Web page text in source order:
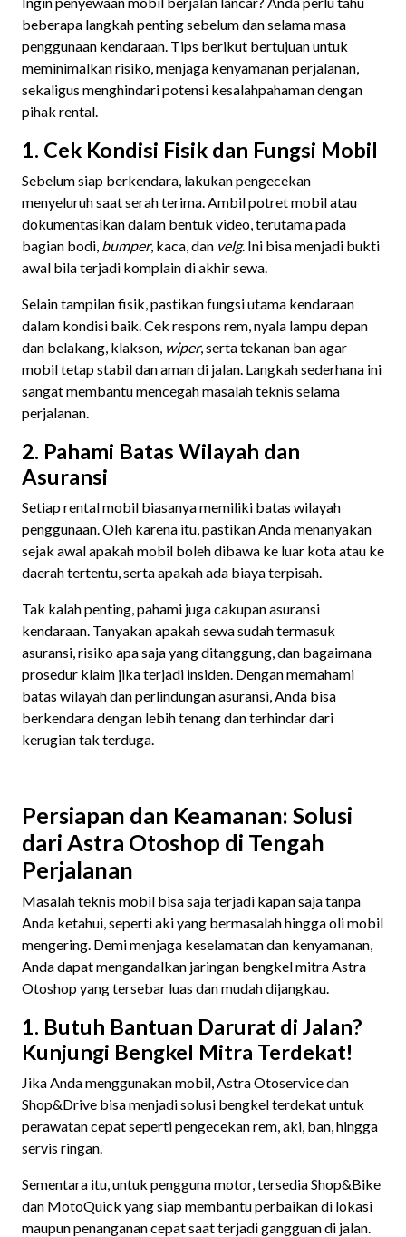
beberapa langkah penting sebelum dan selama masa
penggunaan kendaraan. Tips berikut bertujuan untuk
meminimalkan risiko, menjaga kenyamanan perjalanan,
sekaligus menghindari potensi kesalahpahaman dengan
pihak rental.
1. Cek Kondisi Fisik dan Fungsi Mobil
Sebelum siap berkendara, lakukan pengecekan
menyeluruh saat serah terima. Ambil potret mobil atau
dokumentasikan dalam bentuk video, terutama pada
bagian bodi, bumper, kaca, dan velg. Ini bisa menjadi bukti
awal bila terjadi komplain di akhir sewa.
Selain tampilan fisik, pastikan fungsi utama kendaraan
dalam kondisi baik. Cek respons rem, nyala lampu depan
dan belakang, klakson, wiper, serta tekanan ban agar
mobil tetap stabil dan aman di jalan. Langkah sederhana ini
sangat membantu mencegah masalah teknis selama
perjalanan.
2. Pahami Batas Wilayah dan
Asuransi
Setiap rental mobil biasanya memiliki batas wilayah
penggunaan. Oleh karena itu, pastikan Anda menanyakan
sejak awal apakah mobil boleh dibawa ke luar kota atau ke
daerah tertentu, serta apakah ada biaya terpisah.
Tak kalah penting, pahami juga cakupan asuransi
kendaraan. Tanyakan apakah sewa sudah termasuk
asuransi, risiko apa saja yang ditanggung, dan bagaimana
prosedur klaim jika terjadi insiden. Dengan memahami
batas wilayah dan perlindungan asuransi, Anda bisa
berkendara dengan lebih tenang dan terhindar dari
kerugian tak terduga.
Persiapan dan Keamanan: Solusi
dari Astra Otoshop di Tengah
Perjalanan
Masalah teknis mobil bisa saja terjadi kapan saja tanpa
Anda ketahui, seperti aki yang bermasalah hingga oli mobil
mengering. Demi menjaga keselamatan dan kenyamanan,
Anda dapat mengandalkan jaringan bengkel mitra Astra
Otoshop yang tersebar luas dan mudah dijangkau.
1. Butuh Bantuan Darurat di Jalan?
Kunjungi Bengkel Mitra Terdekat!
Jika Anda menggunakan mobil, Astra Otoservice dan
Shop&Drive bisa menjadi solusi bengkel terdekat untuk
perawatan cepat seperti pengecekan rem, aki, ban, hingga
servis ringan.
Sementara itu, untuk pengguna motor, tersedia Shop&Bike
dan MotoQuick yang siap membantu perbaikan di lokasi
maupun penanganan cepat saat terjadi gangguan di jalan.